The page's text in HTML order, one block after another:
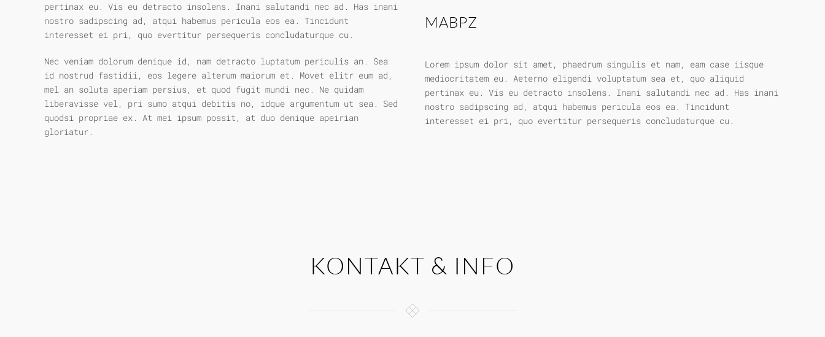
pertinax eu. Vis eu detracto insolens. Inani salutandi nec ad. Has inani
nostro sadipscing ad, atqui habemus pericula eos ea. Tincidunt
interesset ei pri, quo evertitur persequeris concludaturque cu.
Nec veniam dolorum denique id, nam detracto luptatum periculis an. Sea
id nostrud fastidii, eos legere alterum maiorum et. Movet elitr eum ad,
mel an soluta aperiam persius, et quod fugit mundi nec. Ne quidam
liberavisse vel, pri sumo atqui debitis no, idque argumentum ut sea. Sed
quodsi propriae ex. At mei ipsum possit, at duo denique apeirian
gloriatur.
MABPZ
Lorem ipsum dolor sit amet, phaedrum singulis et nam, eam case iisque
mediocritatem eu. Aeterno eligendi voluptatum sea et, quo aliquid
pertinax eu. Vis eu detracto insolens. Inani salutandi nec ad. Has inani
nostro sadipscing ad, atqui habemus pericula eos ea. Tincidunt
interesset ei pri, quo evertitur persequeris concludaturque cu.
KONTAKT & INFO